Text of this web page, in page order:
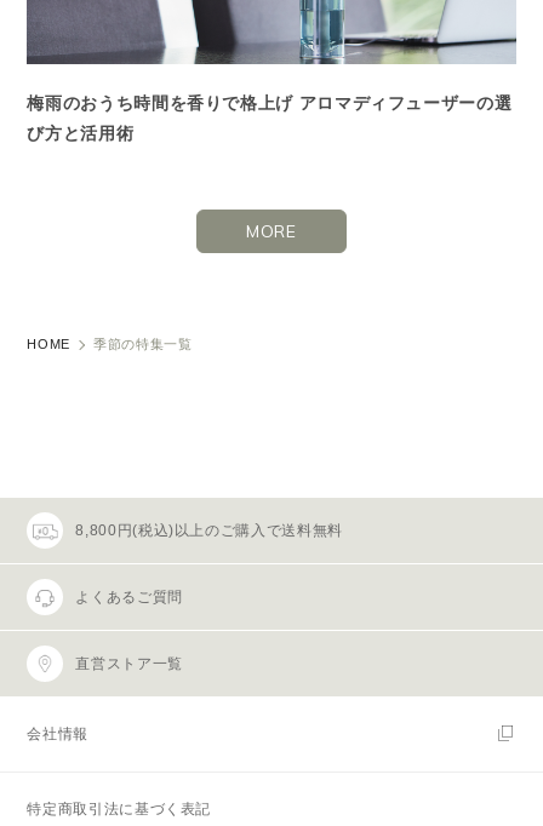
梅雨のおうち時間を香りで格上げ アロマディフューザーの選
び方と活用術
MORE
HOME 季節の特集一覧
8,800円(税込)以上のご購入で送料無料
よくあるご質問
直営ストア一覧
会社情報
特定商取引法に基づく表記